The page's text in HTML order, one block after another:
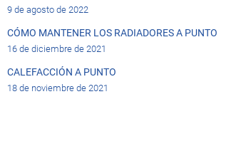
9 de agosto de 2022
CÓMO MANTENER LOS RADIADORES A PUNTO
16 de diciembre de 2021
CALEFACCIÓN A PUNTO
18 de noviembre de 2021